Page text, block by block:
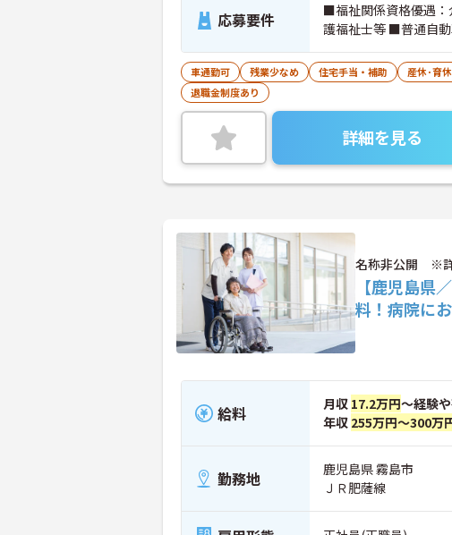
応募要件
■福祉関係資格優遇：
護福祉士等 ■普通自動
車通勤可 残業少なめ 住宅手当・補助 産休･育
退職金制度あり
詳細を見る
名称非公開 ※詳
【鹿児島県
料！病院に
給料 月収 17.2万円～経験
年収 255万円～300万
勤務地
鹿児島県 霧島市
ＪＲ肥薩線